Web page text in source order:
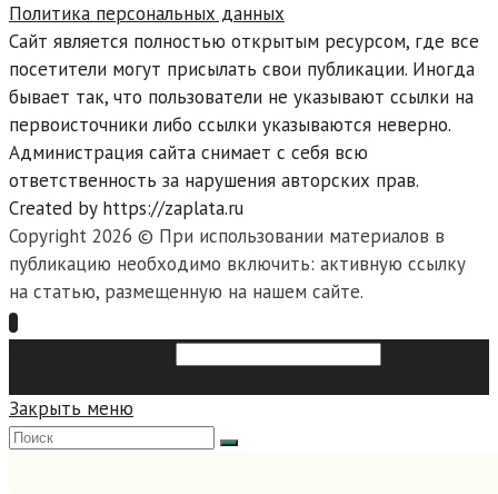
Политика персональных данных
Сайт является полностью открытым ресурсом, где все
посетители могут присылать свои публикации. Иногда
бывает так, что пользователи не указывают ссылки на
первоисточники либо ссылки указываются неверно.
Администрация сайта снимает с себя всю
ответственность за нарушения авторских прав.
Created by https://zaplata.ru
Copyright 2026 © При использовании материалов в
публикацию необходимо включить: активную ссылку
на статью, размещенную на нашем сайте.
Закрыть меню